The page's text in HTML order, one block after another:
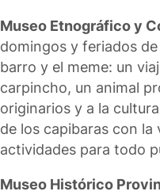
Museo Etnográfico y
domingos y feriados
barro y el meme: un
carpincho, un animal
originarios y a la
de los capibaras con
actividades para todo
Museo Histórico